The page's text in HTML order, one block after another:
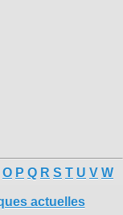
O P Q R S T U V W